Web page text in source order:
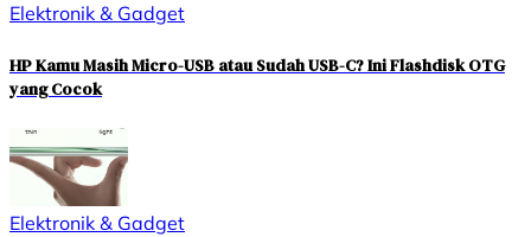
Elektronik & Gadget
HP Kamu Masih Micro-USB atau Sudah USB-C? Ini Flashdisk OTG
yang Cocok
Elektronik & Gadget